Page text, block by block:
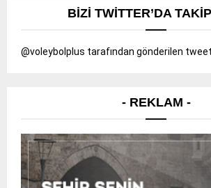
BIZI TWITTER’DA
@voleybolplus tarafından gönderilen
- REKLAM -